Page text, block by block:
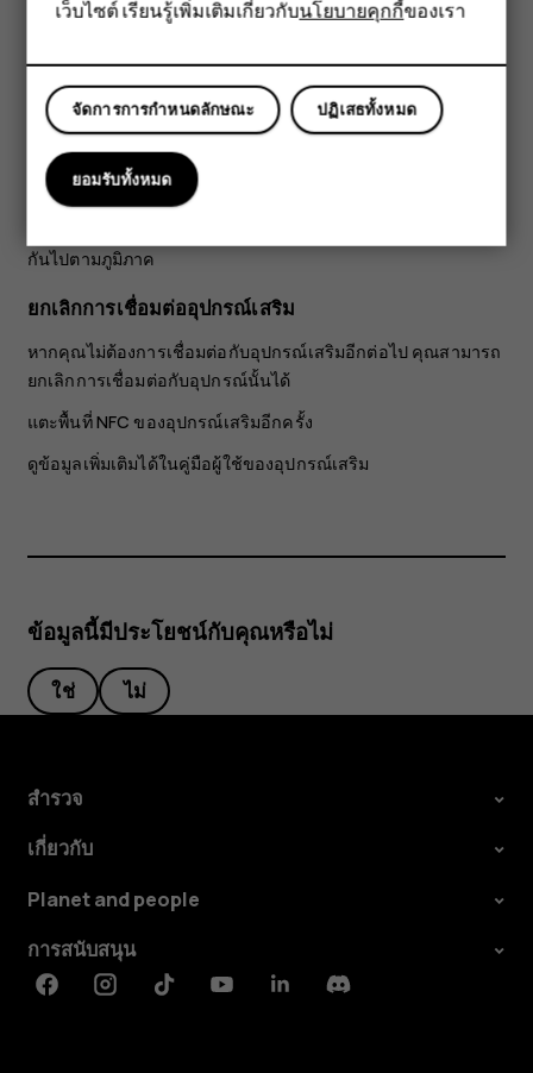
แท็บเล็ต
หากมือไม่ว่าง ก็ใช้ชุดหูฟัง หรือฟังเพลงโดยใช้ลำโพงแบบไร้สาย
แตะพื้นที่ NFC ของอุปกรณ์เสริมด้วยพื้นที่ NFC ของ
โทรศัพท์*
ทำตามคำแนะนำที่ปรากฏบนหน้าจอ
กันไปตามภูมิภาค
ยกเลิกการเชื่อมต่ออุปกรณ์เสริม
หากคุณไม่ต้องการเชื่อมต่อกับอุปกรณ์เสริมอีกต่อไป คุณสามารถ
ยกเลิกการเชื่อมต่อกับอุปกรณ์นั้นได้
แตะพื้นที่ NFC ของอุปกรณ์เสริมอีกครั้ง
ดูข้อมูลเพิ่มเติมได้ในคู่มือผู้ใช้ของอุปกรณ์เสริม
ข้อมูลนี้มีประโยชน์กับคุณหรือไม่
ใช่ ไม่
สำรวจ
เกี่ยวกับ
Planet and people
การสนับสนุน
FacebookInstagramTiktokYoutubeLinkedinDiscord
เว็บไซต์ เรียนรู้เพิ่มเติมเกี่ยวกับนโยบายคุกกี้ของเรา
ปฏิเสธทั้งหมด
จัดการการกำหนดลักษณะ
ยอมรับทั้งหมด